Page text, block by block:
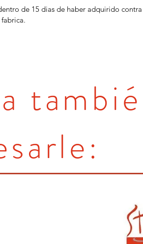
de 15 dias de haber adquirido